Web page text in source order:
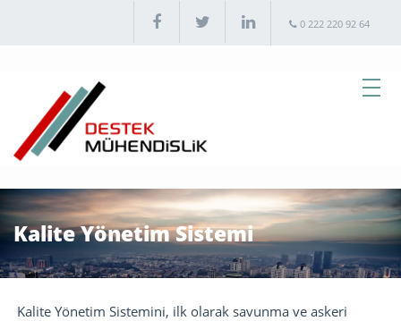
0 222 220 92 64
Kalite Yönetim Sistemi
Kalite Yönetim Sistemini, ilk olarak savunma ve askeri